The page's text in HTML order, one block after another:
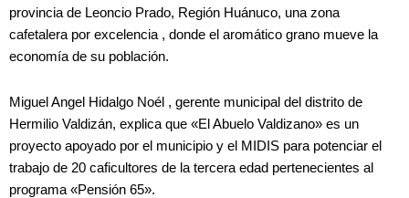
provincia de Leoncio Prado, Región Huánuco, una zona
cafetalera por excelencia , donde el aromático grano mueve la
economía de su población.
Miguel Angel Hidalgo Noél , gerente municipal del distrito de
Hermilio Valdizán, explica que «El Abuelo Valdizano» es un
proyecto apoyado por el municipio y el MIDIS para potenciar el
trabajo de 20 caficultores de la tercera edad pertenecientes al
programa «Pensión 65».